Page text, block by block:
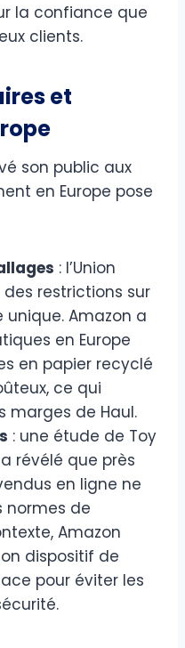
la confiance que
clients.
et
son public aux
en Europe pose
: l’Union
restrictions sur
Amazon a
en Europe
en papier recyclé
ce qui
marges de Haul.
: une étude de Toy
révélé que près
en ligne ne
normes de
Amazon
dispositif de
pour éviter les